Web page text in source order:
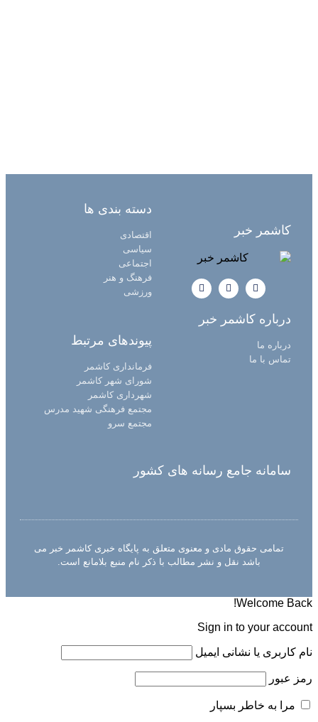
کاشمر خبر
دسته بندی ها
اقتصادی
سیاسی
اجتماعی
فرهنگ و هنر
ورزشی
درباره کاشمر خبر
درباره ما
تماس با ما
پیوندهای مرتبط
فرمانداری کاشمر
شورای شهر کاشمر
شهرداری کاشمر
مجتمع فرهنگی شهید مدرس
مجتمع سرو
سامانه جامع رسانه های کشور
تمامی حقوق مادی و معنوی متعلق به پایگاه خبری کاشمر خبر می
باشد نقل و نشر مطالب با ذکر نام منبع بلامانع است.
Welcome Back!
Sign in to your account
نام کاربری یا نشانی ایمیل
رمز عبور
مرا به خاطر بسپار